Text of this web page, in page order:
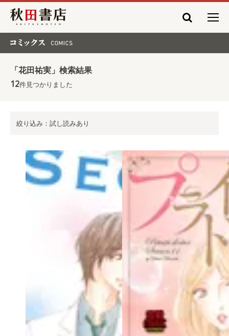
秋田書店
「花田祐実」検索結果
12件見つかりました
絞り込み：試し読みあり